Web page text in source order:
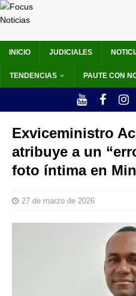
INICIO JUDICIALES
TENDENCIAS PAUTE CON
Exviceministro
atribuye a un
foto íntima en
27 de marzo de 2026